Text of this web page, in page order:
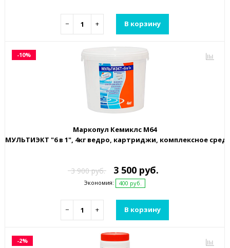
− + В корзину
-10%
Маркопул Кемиклс М64
МУЛЬТИЭКТ "6 в 1", 4кг ведро, картриджи, комплексное
3 900 руб. 3 500 руб.
Экономия: 400 руб.
− + В корзину
-2%